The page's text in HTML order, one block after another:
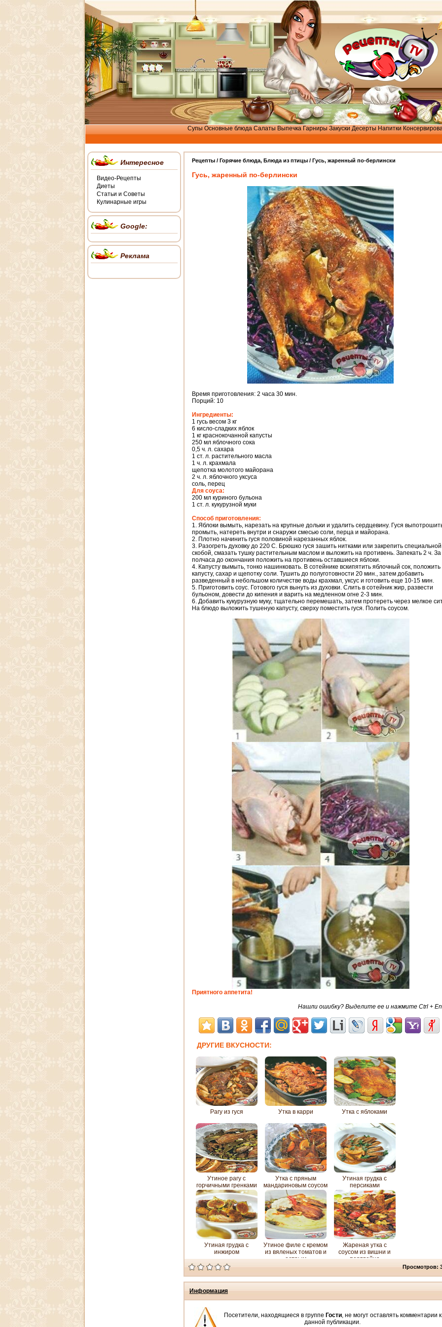
Супы Основные блюда Салаты Выпечка Гарниры Закуски Десерты Напитки
Рецепты / Горячие блюда, Блюда из птицы / Гусь, жаренный по-берлински
Гусь, жаренный по-берлински
Время приготовления: 2 часа 30 мин.
Порций: 10
Ингредиенты:
1 гусь весом 3 кг
6 кисло-сладких яблок
1 кг краснокочанной капусты
250 мл яблочного сока
0,5 ч. л. сахара
1 ст. л. растительного масла
1 ч. л. крахмала
щепотка молотого майорана
2 ч. л. яблочного уксуса
соль, перец
Для соуса:
200 мл куриного бульона
1 ст. л. кукурузной муки
Способ приготовления:
1. Яблоки вымыть, нарезать на крупные дольки и удалить сердцевину. Гуся
промыть, натереть внутри и снаружи смесью соли, перца и майорана.
2. Плотно начинить гуся половиной нарезанных яблок.
3. Разогреть духовку до 220 С. Брюшко гуся зашить нитками или закрепить специальной
скобой, смазать тушку растительным маслом и выложить на противень. Запекать 2 ч. За
полчаса до окончания положить на противень оставшиеся яблоки.
4. Капусту вымыть, тонко нашинковать. В сотейнике вскипятить яблочный сок, положить
капусту, сахар и щепотку соли. Тушить до полуготовности 20 мин., затем добавить
разведенный в небольшом количестве воды крахмал, уксус и готовить еще 10-15 мин.
5. Приготовить соус. Готового гуся вынуть из духовки. Слить в сотейник жир, развести
бульоном, довести до кипения и варить на медленном огне 2-3 мин.
6. Добавить кукурузную муку, тщательно перемешать, затем протереть через мелкое
На блюдо выложить тушеную капусту, сверху поместить гуся. Полить соусом.
Приятного аппетита!
Нашли ошибку? Выделите ее и нажмите Ctrl +
ДРУГИЕ ВКУСНОСТИ:
Рагу из гуся Утка в карри Утка с яблоками
Утиное рагу с
горчичными гренками
Утка с пряным
мандариновым соусом
Утиная грудка с
персиками
Утиная грудка с
инжиром
Утиное филе с кремом
из вяленых томатов и
острым
Жареная утка с
соусом из вишни и
портвейна
Просмотров:
Информация
Посетители, находящиеся в группе Гости, не могут оставлять комментарии к
данной публикации.
Интересное
Видео-Рецепты
Диеты
Статьи и Советы
Кулинарные игры
Google:
Реклама